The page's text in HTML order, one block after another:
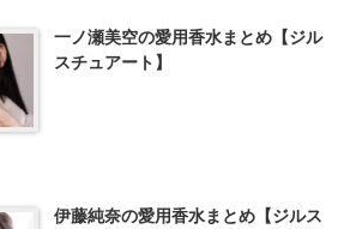
一ノ瀬美空の愛用香水まとめ【ジル
スチュアート】
伊藤純奈の愛用香水まとめ【ジルス